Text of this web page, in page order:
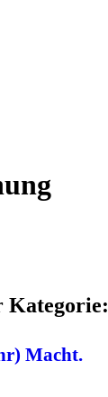
Kategorie:
Macht.